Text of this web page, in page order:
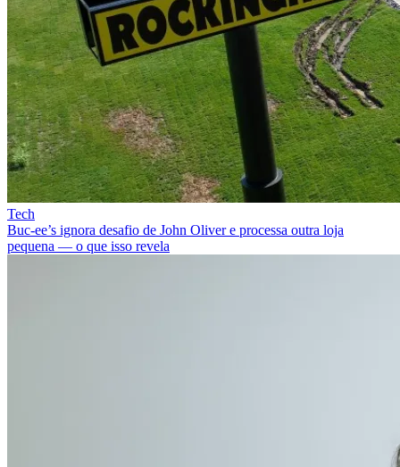
Tech
Buc-ee’s ignora desafio de John Oliver e processa outra loja
pequena — o que isso revela